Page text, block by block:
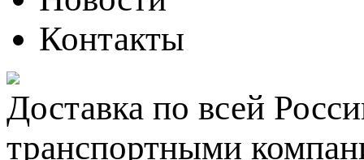
Контакты
Доставка по всей
транспортными